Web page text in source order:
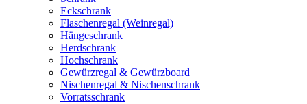
Eckschrank
Flaschenregal (Weinregal)
Hängeschrank
Herdschrank
Hochschrank
Gewürzregal & Gewürzboard
Nischenregal & Nischenschrank
Vorratsschrank